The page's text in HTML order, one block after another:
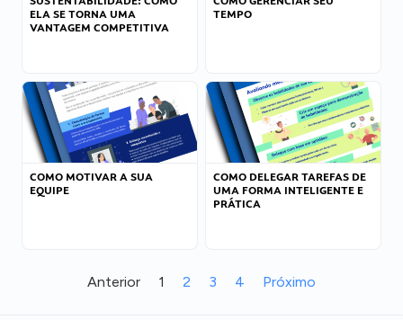
ELA SE TORNA UMA
VANTAGEM COMPETITIVA
TEMPO
COMO MOTIVAR A SUA
EQUIPE
COMO DELEGAR TAREFAS DE
UMA FORMA INTELIGENTE E
PRÁTICA
Anterior 1 2 3 4 Próximo